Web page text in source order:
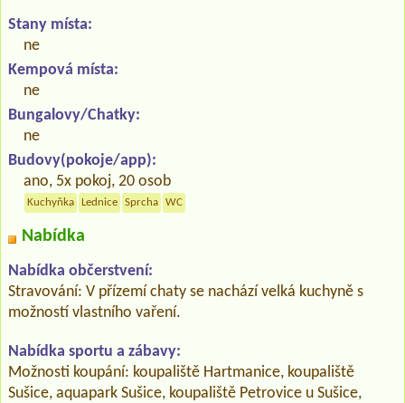
Stany místa:
ne
Kempová místa:
ne
Bungalovy/Chatky:
ne
Budovy(pokoje/app):
ano, 5x pokoj, 20 osob
Kuchyňka Lednice Sprcha WC
Nabídka
Nabídka občerstvení:
Stravování: V přízemí chaty se nachází velká kuchyně s
možností vlastního vaření.
Nabídka sportu a zábavy:
Možnosti koupání: koupaliště Hartmanice, koupaliště
Sušice, aquapark Sušice, koupaliště Petrovice u Sušice,